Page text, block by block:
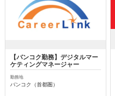
【バンコク勤務】デジタルマー
ケティングマネージャー
勤務地
バンコク（首都圏）